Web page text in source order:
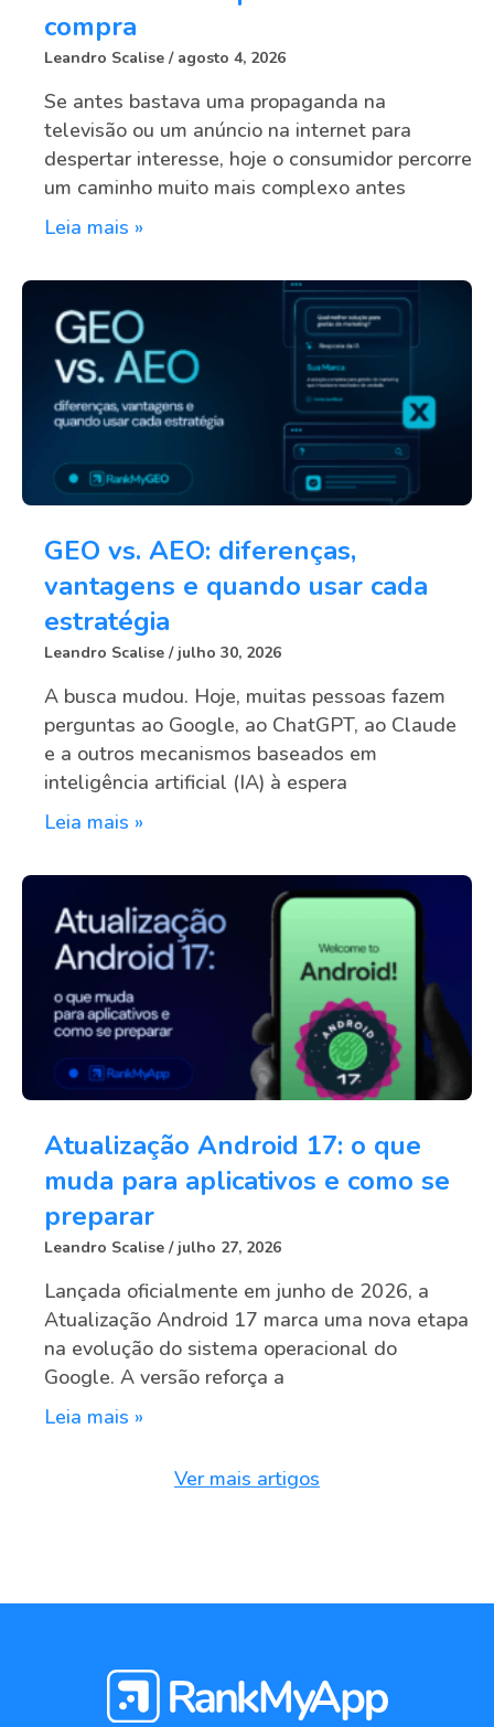
compra
Leandro Scalise agosto 4, 2026
Se antes bastava uma propaganda na
televisão ou um anúncio na internet para
despertar interesse, hoje o consumidor percorre
um caminho muito mais complexo antes
Leia mais »
GEO vs. AEO: diferenças,
vantagens e quando usar cada
estratégia
Leandro Scalise julho 30, 2026
A busca mudou. Hoje, muitas pessoas fazem
perguntas ao Google, ao ChatGPT, ao Claude
e a outros mecanismos baseados em
inteligência artificial (IA) à espera
Leia mais »
Atualização Android 17: o que
muda para aplicativos e como se
preparar
Leandro Scalise julho 27, 2026
Lançada oficialmente em junho de 2026, a
Atualização Android 17 marca uma nova etapa
na evolução do sistema operacional do
Google. A versão reforça a
Leia mais »
Ver mais artigos